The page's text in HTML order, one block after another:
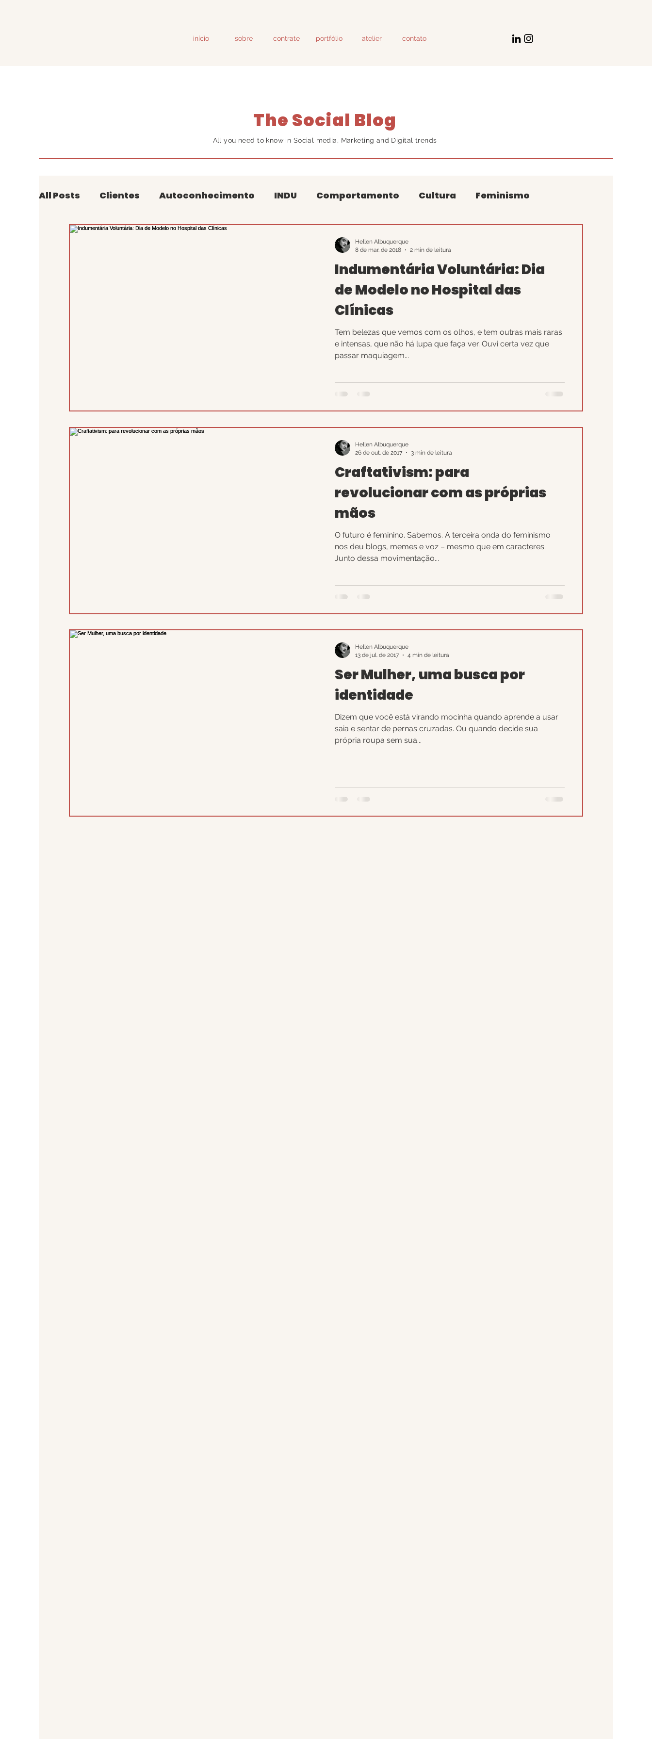
início sobre contrate portfólio atelier contato
The Social Blog
All you need to know in Social media, Marketing and Digital trends
All Posts Clientes Autoconhecimento INDU Comportamento Cultura Feminismo
Moda Portfólio Sem categoria
Indumentária Voluntária: Dia
de Modelo no Hospital das
Clínicas
Tem belezas que vemos com os olhos, e tem outras mais raras
e intensas, que não há lupa que faça ver. Ouvi certa vez que
passar maquiagem...
Hellen Albuquerque
8 de mar. de 2018
2 min de leitura
Craftativism: para
revolucionar com as próprias
mãos
O futuro é feminino. Sabemos. A terceira onda do feminismo
nos deu blogs, memes e voz – mesmo que em caracteres.
Junto dessa movimentação...
Hellen Albuquerque
26 de out. de 2017
3 min de leitura
Ser Mulher, uma busca por
identidade
Dizem que você está virando mocinha quando aprende a usar
saia e sentar de pernas cruzadas. Ou quando decide sua
própria roupa sem sua...
Hellen Albuquerque
13 de jul. de 2017
4 min de leitura